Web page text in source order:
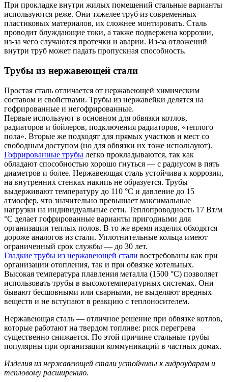
При прокладке внутри жилых помещений стальные варианты
используются реже. Они тяжелее труб из современных
пластиковых материалов, их сложнее монтировать. Сталь
проводит блуждающие токи, а также подвержена коррозии,
из-за чего случаются протечки и аварии. Из-за отложений
внутри труб может падать пропускная способность.
Трубы из нержавеющей стали
Простая сталь отличается от нержавеющей химическим
составом и свойствами. Трубы из нержавейки делятся на
гофрированные и негофрированные.
Первые используют в основном для обвязки котлов,
радиаторов и бойлеров, подключения радиаторов, «теплого
пола». Вторые же подходят для прямых участков и мест со
свободным доступом (но для обвязки их тоже используют).
Гофрированные трубы легко прокладываются, так как
обладают способностью хорошо гнуться — с радиусом в пять
диаметров и более. Нержавеющая сталь устойчива к коррозии,
на внутренних стенках накипь не образуется. Трубы
выдерживают температуру до 110 °С и давление до 15
атмосфер, что значительно превышает максимальные
нагрузки на индивидуальные сети. Теплопроводность 17 Вт/м
°С делает гофрированные варианты пригодными для
организации теплых полов. В то же время изделия обходятся
дороже аналогов из стали. Уплотнительные кольца имеют
ограниченный срок службы — до 30 лет.
Гладкие трубы из нержавеющей стали востребованы как при
организации отопления, так и при обвязке котельных.
Высокая температура плавления металла (1500 °С) позволяет
использовать трубы в высокотемпературных системах. Они
бывают бесшовными или сварными, не выделяют вредных
веществ и не вступают в реакцию с теплоносителем.
Нержавеющая сталь — отличное решение при обвязке котлов,
которые работают на твердом топливе: риск перегрева
существенно снижается. По этой причине стальные трубы
популярны при организации коммуникаций в частных домах.
Изделия из нержавеющей стали устойчивы к гидроударам и
тепловому расширению.